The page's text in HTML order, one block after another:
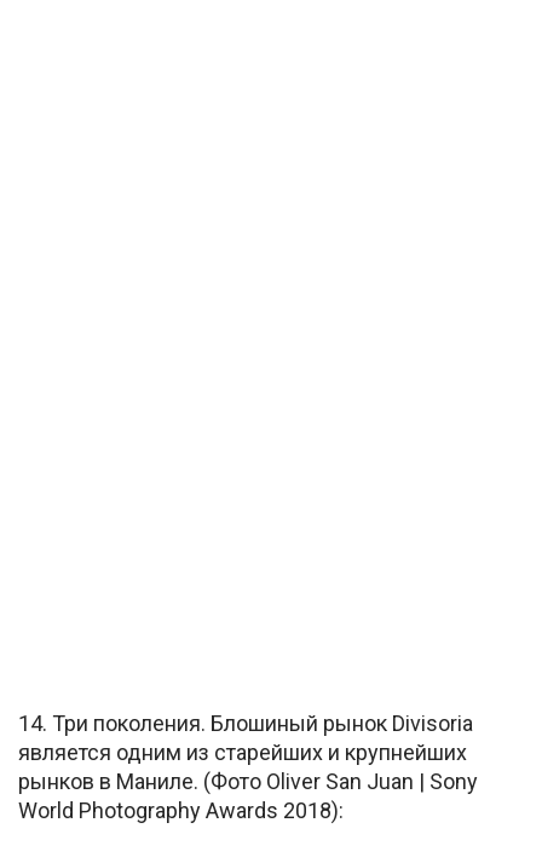
14. Три поколения. Блошиный рынок Divisoria
является одним из старейших и крупнейших
рынков в Маниле. (Фото Oliver San Juan | Sony
World Photography Awards 2018):